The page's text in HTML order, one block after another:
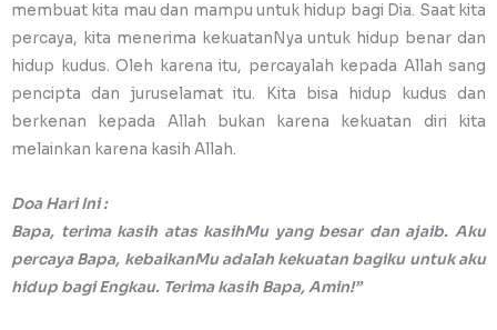
membuat kita mau dan mampu untuk hidup bagi Dia. Saat kita
percaya, kita menerima kekuatanNya untuk hidup benar dan
hidup kudus. Oleh karena itu, percayalah kepada Allah sang
pencipta dan juruselamat itu. Kita bisa hidup kudus dan
berkenan kepada Allah bukan karena kekuatan diri kita
melainkan karena kasih Allah.
Doa Hari Ini :
Bapa, terima kasih atas kasihMu yang besar dan ajaib. Aku
percaya Bapa, kebaikanMu adalah kekuatan bagiku untuk aku
hidup bagi Engkau. Terima kasih Bapa, Amin!”